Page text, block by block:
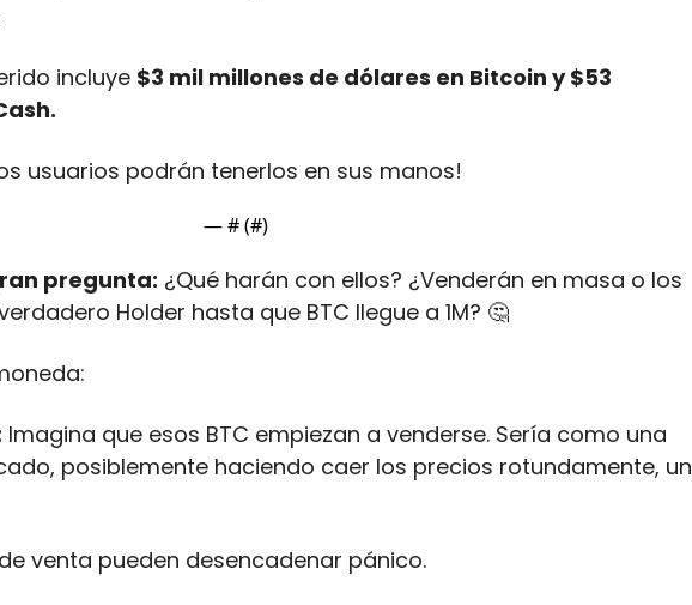
incluye $3 mil millones de dólares en Bitcoin y $53
usuarios podrán tenerlos en sus manos!
— # (#)
pregunta: ¿Qué harán con ellos? ¿Venderán en masa o los
Holder hasta que BTC llegue a 1M? 🤔
Imagina que esos BTC empiezan a venderse. Sería como una
posiblemente haciendo caer los precios rotundamente, un
venta pueden desencadenar pánico.